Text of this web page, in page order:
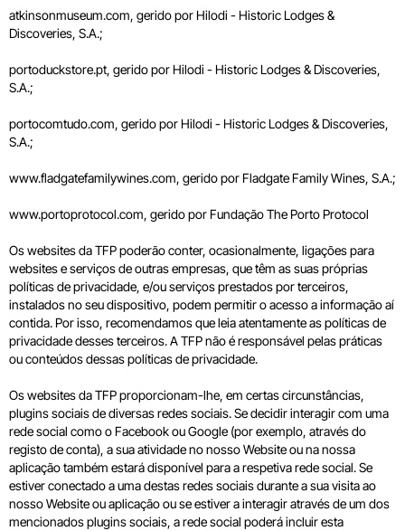
atkinsonmuseum.com, gerido por Hilodi - Historic Lodges &
Discoveries, S.A.;
portoduckstore.pt, gerido por Hilodi - Historic Lodges & Discoveries,
S.A.;
portocomtudo.com, gerido por Hilodi - Historic Lodges & Discoveries,
S.A.;
www.fladgatefamilywines.com, gerido por Fladgate Family Wines, S.A.;
www.portoprotocol.com, gerido por Fundação The Porto Protocol
Os websites da TFP poderão conter, ocasionalmente, ligações para
websites e serviços de outras empresas, que têm as suas próprias
políticas de privacidade, e/ou serviços prestados por terceiros,
instalados no seu dispositivo, podem permitir o acesso a informação aí
contida. Por isso, recomendamos que leia atentamente as políticas de
privacidade desses terceiros. A TFP não é responsável pelas práticas
ou conteúdos dessas políticas de privacidade.
Os websites da TFP proporcionam-lhe, em certas circunstâncias,
plugins sociais de diversas redes sociais. Se decidir interagir com uma
rede social como o Facebook ou Google (por exemplo, através do
registo de conta), a sua atividade no nosso Website ou na nossa
aplicação também estará disponível para a respetiva rede social. Se
estiver conectado a uma destas redes sociais durante a sua visita ao
nosso Website ou aplicação ou se estiver a interagir através de um dos
mencionados plugins sociais, a rede social poderá incluir esta